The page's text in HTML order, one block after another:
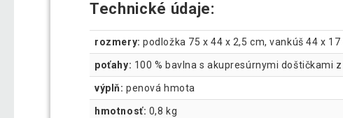
Technické údaje:
rozmery: podložka 75 x 44 x 2,5 cm, vankúš 44 x 17
poťahy: 100 % bavlna s akupresúrnymi doštičkami
výplň: penová hmota
hmotnosť: 0,8 kg